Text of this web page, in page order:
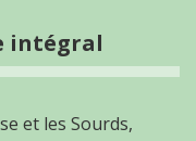
intégral
et les Sourds,